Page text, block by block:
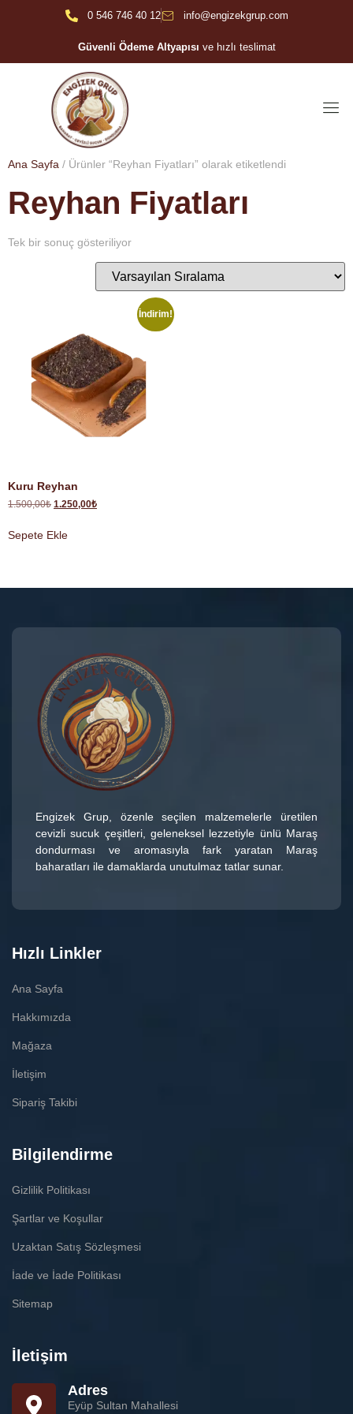
0 546 746 40 12 info@engizekgrup.com
Güvenli Ödeme Altyapısı ve hızlı teslimat
Ana Sayfa / Ürünler “Reyhan Fiyatları” olarak etiketlendi
Reyhan Fiyatları
Tek bir sonuç gösteriliyor
İndirim!
Kuru Reyhan
1.500,00₺ 1.250,00₺
Sepete Ekle
Engizek Grup, özenle seçilen malzemelerle üretilen
cevizli sucuk çeşitleri, geleneksel lezzetiyle ünlü Maraş
dondurması ve aromasıyla fark yaratan Maraş
baharatları ile damaklarda unutulmaz tatlar sunar.
Hızlı Linkler
Ana Sayfa
Hakkımızda
Mağaza
İletişim
Sipariş Takibi
Bilgilendirme
Gizlilik Politikası
Şartlar ve Koşullar
Uzaktan Satış Sözleşmesi
İade ve İade Politikası
Sitemap
İletişim
Adres
Eyüp Sultan Mahallesi